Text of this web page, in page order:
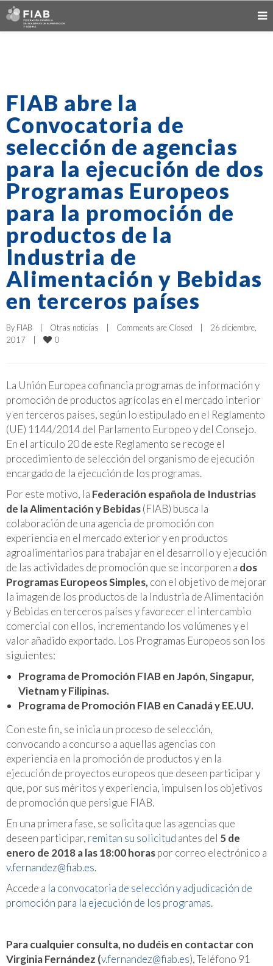
FIAB abre la
Convocatoria de
selección de agencias
para la ejecución de dos
Programas Europeos
para la promoción de
productos de la
Industria de
Alimentación y Bebidas
en terceros países
By FIAB Otras noticias Comments are Closed
26 diciembre,
2017
0
La Unión Europea cofinancia programas de información y
promoción de productos agrícolas en el mercado interior
y en terceros países, según lo estipulado en el Reglamento
(UE) 1144/2014 del Parlamento Europeo y del Consejo.
En el artículo 20 de este Reglamento se recoge el
procedimiento de selección del organismo de ejecución
encargado de la ejecución de los programas.
Por este motivo, la Federación española de Industrias
de la Alimentación y Bebidas(FIAB) busca la
colaboración de una agencia de promoción con
experiencia en el mercado exterior y en productos
agroalimentarios para trabajar en el desarrollo y ejecución
de las actividades de promoción que se incorporen a dos
Programas Europeos Simples, con el objetivo de mejorar
la imagen de los productos de la Industria de Alimentación
y Bebidas en terceros países y favorecer el intercambio
comercial con ellos, incrementando los volúmenes y el
valor añadido exportado. Los Programas Europeos son los
siguientes:
Programa de Promoción FIAB en Japón, Singapur,
Vietnam y Filipinas.
Programa de Promoción FIAB en Canadá y EE.UU.
Con este fin, se inicia un proceso de selección,
convocando a concurso a aquellas agencias con
experiencia en la promoción de productos y en la
ejecución de proyectos europeos que deseen participar y
que, por sus méritos y experiencia, impulsen los objetivos
de promoción que persigue FIAB.
En una primera fase, se solicita que las agencias que
deseen participar, remitan su solicitud antes del 5 de
enero de 2018 a las 18:00 horaspor correo electrónico a
v.fernandez@fiab.es.
Accede a la convocatoria de selección y adjudicación de
promoción para la ejecución de los programas.
Para cualquier consulta, no dudéis en contactar con
Virginia Fernández (v.fernandez@fiab.es), Teléfono 91